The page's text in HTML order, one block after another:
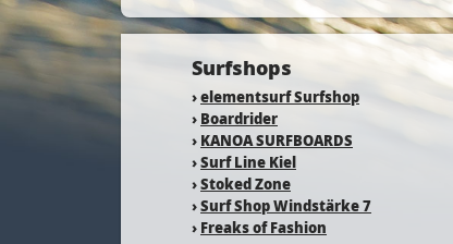
Surfshops
›elementsurf Surfshop
› Boardrider
› KANOA SURFBOARDS
›Surf Line Kiel
›Stoked Zone
›Surf Shop Windstärke 7
› Freaks of Fashion